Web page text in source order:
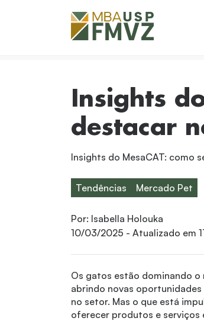
Insights
destacar
Insights do MesaCAT: como
Tendências Mercado Pet
Por: Isabella Holouka
10/03/2025 - Atualizado em
Os gatos estão dominando
abrindo novas
no setor. Mas o que está
oferecer produtos e serviços